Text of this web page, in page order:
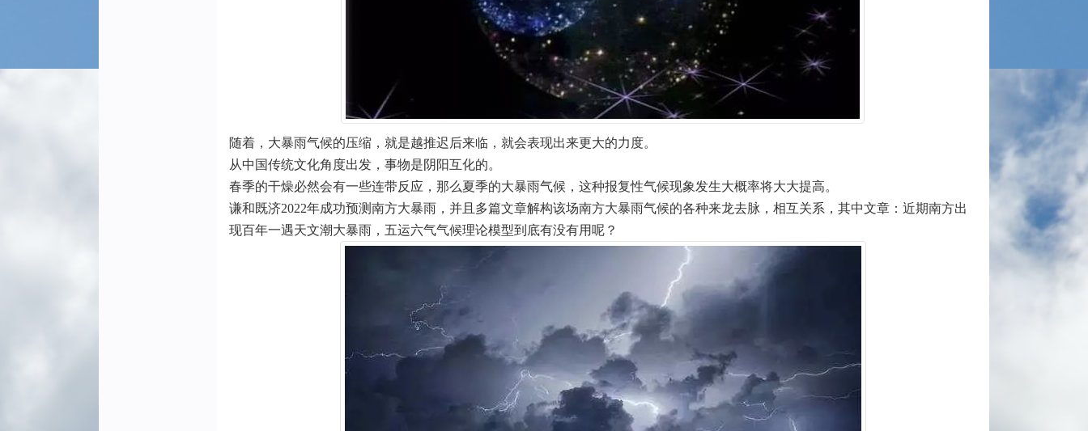
随着，大暴雨气候的压缩，就是越推迟后来临，就会表现出来更大的力度。
从中国传统文化角度出发，事物是阴阳互化的。
春季的干燥必然会有一些连带反应，那么夏季的大暴雨气候，这种报复性气候现象发生大概率将大大提高。
谦和既济2022年成功预测南方大暴雨，并且多篇文章解构该场南方大暴雨气候的各种来龙去脉，相互关系，其中文章：近期南方出
现百年一遇天文潮大暴雨，五运六气气候理论模型到底有没有用呢？